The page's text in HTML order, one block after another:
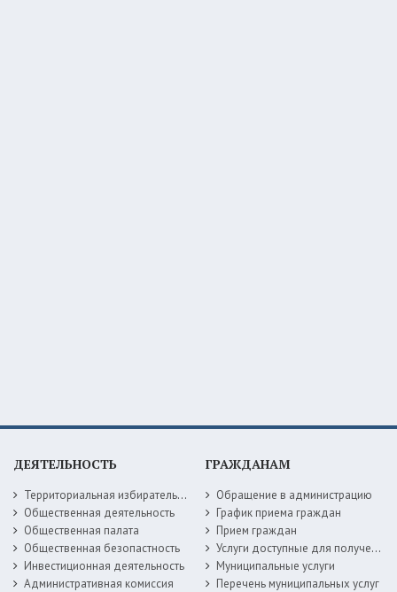
ДЕЯТЕЛЬНОСТЬ
Территориальная избирательная комиссия
Общественная деятельность
Общественная палата
Общественная безопастность
Инвестиционная деятельность
Административная комиссия
ГРАЖДАНАМ
Обращение в администрацию
График приема граждан
Прием граждан
Услуги доступные для получения в электронной форме
Муниципальные услуги
Перечень муниципальных услуг